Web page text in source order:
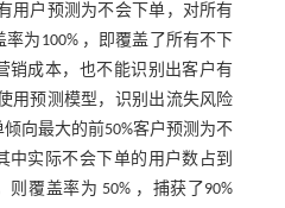
用户预测为不会下单，对所有
为100% ，即覆盖了所有不下
销成本，也不能识别出客户有
用预测模型，识别出流失风险
向最大的前50%客户预测为不
中实际不会下单的用户数占到
则覆盖率为 50% ，捕获了90%